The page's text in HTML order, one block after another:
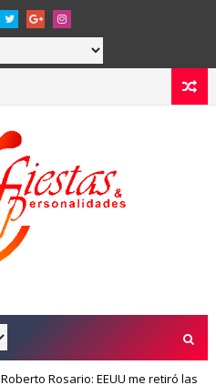
Roberto Rosario: EEUU me retiró las